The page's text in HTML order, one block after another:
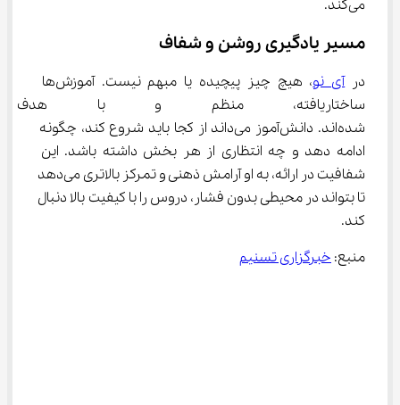
می‌کند.
مسیر یادگیری روشن و شفاف
در آی نو
، هیچ چیز پیچیده یا مبهم نیست. آموزش‌ها
ساختاریافته، منظم و با هدف
شده‌اند. دانش‌آموز می‌داند از کجا باید شروع کند، چگونه
ادامه دهد و چه انتظاری از هر بخش داشته باشد. این
شفافیت در ارائه، به او آرامش ذهنی و تمرکز بالاتری می‌دهد
تا بتواند در محیطی بدون فشار، دروس را با کیفیت بالا دنبال
کند.
منبع: خبرگزاری تسنیم